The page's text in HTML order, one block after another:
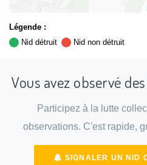
Légende :
Nid détruit
Nid non détruit
Vous avez observé
Participez à la lutte
observations. C'est rapide,
SIGNALER UN NID